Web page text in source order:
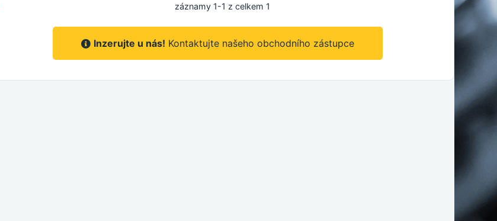
záznamy 1-1 z celkem 1
Inzerujte u nás! Kontaktujte našeho obchodního zástupce